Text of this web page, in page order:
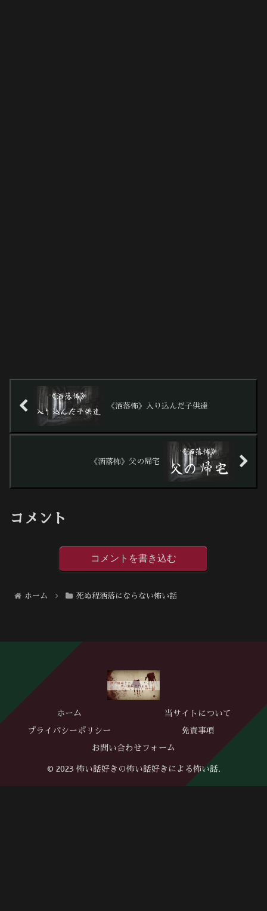
《洒落怖》入り込んだ子供達
《洒落怖》父の帰宅
コメント
コメントを書き込む
ホーム 死ぬ程洒落にならない怖い話
ホーム 当サイトについて
プライバシーポリシー 免責事項
お問い合わせフォーム
© 2023 怖い話好きの怖い話好きによる怖い話.